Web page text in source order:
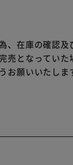
ケージ・内容
商品のため、
、在庫の確認
売となってい
お願いいたしま